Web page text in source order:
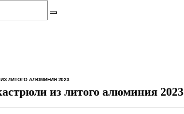
ЛИТОГО АЛЮМИНИЯ 2023
из литого алюминия 2023